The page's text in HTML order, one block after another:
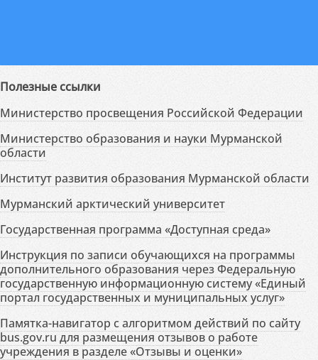
Полезные ссылки
Министерство просвещения Российской Федерации
Министерство образования и науки Мурманской
области
Институт развития образования Мурманской области
Мурманский арктический университет
Государственная программа «Доступная среда»
Инструкция по записи обучающихся на программы
дополнительного образования через Федеральную
государственную информационную систему «Единый
портал государственных и муниципальных услуг»
Памятка-навигатор с алгоритмом действий по сайту
bus.gov.ru для размещения отзывов о работе
учреждения в разделе «Отзывы и оценки»